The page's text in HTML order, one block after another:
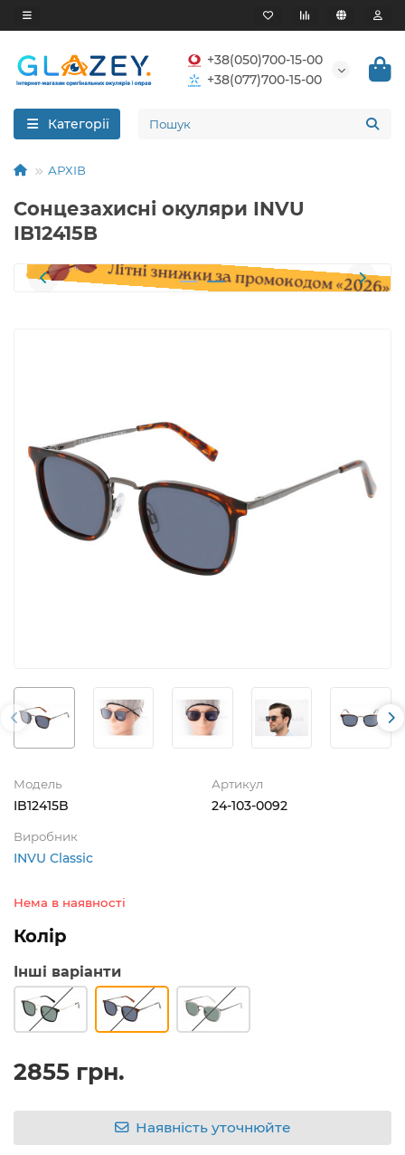
+38(050)700-15-00
+38(077)700-15-00
Категорії
АРХІВ
Сонцезахисні окуляри INVU
IB12415B
Модель
IB12415B
Артикул
24-103-0092
Виробник
INVU Classic
Нема в наявності
Колір
Інші варіанти
2855 грн.
Наявність уточнюйте